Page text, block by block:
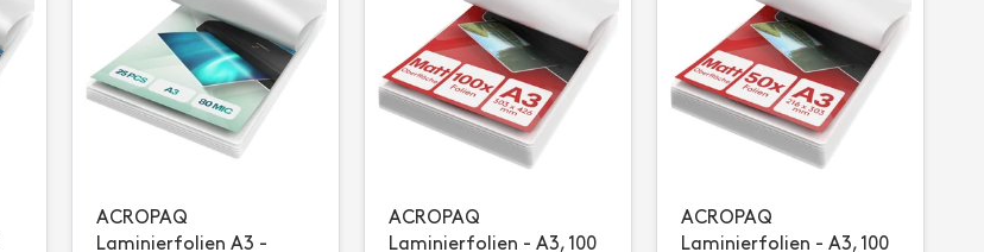
ACROPAQ
Laminierfolien A3 -
ACROPAQ
Laminierfolien - A3, 100
ACROPAQ
Laminierfolien - A3, 100